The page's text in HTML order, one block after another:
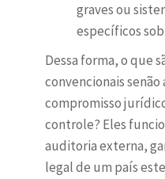
graves ou
específicos
Dessa forma, o que
convencionais
compromisso
controle? Eles
auditoria externa,
legal de um país